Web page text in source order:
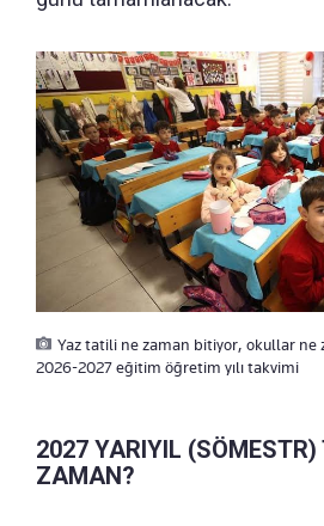
Yaz tatili ne zaman bitiyor, okullar ne
2026-2027 eğitim öğretim yılı takvimi
2027 YARIYIL
ZAMAN?